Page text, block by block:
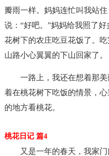
瓣雨一样。妈妈连忙叫我站
说：“好吧。”妈妈给我照了
花树下的农庄吃豆花饭了。
山路小心翼翼的下山回家了。
一路上，我还在想着那
着在桃花树下吃饭的情景，
的地方看桃花。
桃花日记 篇4
又是一年的春天，我家